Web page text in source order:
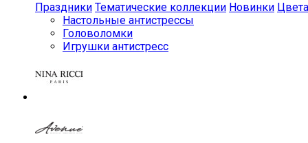
Праздники Тематические коллекции Новинки Цвета
Настольные антистрессы
Головоломки
Игрушки антистресс